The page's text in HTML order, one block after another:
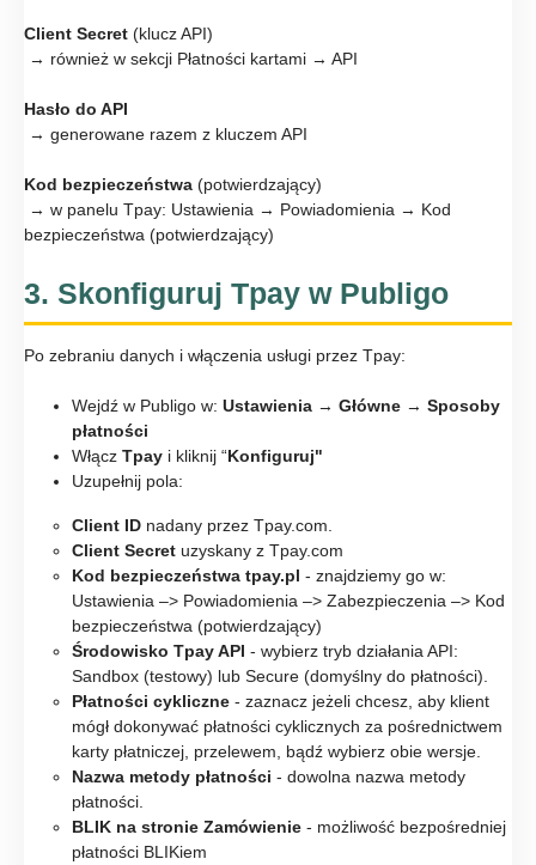
Client Secret (klucz API)
→ również w sekcji Płatności kartami → API
Hasło do API
→ generowane razem z kluczem API
Kod bezpieczeństwa (potwierdzający)
→ w panelu Tpay: Ustawienia → Powiadomienia → Kod
bezpieczeństwa (potwierdzający)
3. Skonfiguruj Tpay w Publigo
Po zebraniu danych i włączenia usługi przez Tpay:
Wejdź w Publigo w: Ustawienia → Główne → Sposoby
płatności
Włącz Tpay i kliknij “Konfiguruj"
Uzupełnij pola:
Client ID nadany przez Tpay.com.
Client Secret uzyskany z Tpay.com
Kod bezpieczeństwa tpay.pl - znajdziemy go w:
Ustawienia –> Powiadomienia –> Zabezpieczenia –> Kod
bezpieczeństwa (potwierdzający)
Środowisko Tpay API - wybierz tryb działania API:
Sandbox (testowy) lub Secure (domyślny do płatności).
Płatności cykliczne - zaznacz jeżeli chcesz, aby klient
mógł dokonywać płatności cyklicznych za pośrednictwem
karty płatniczej, przelewem, bądź wybierz obie wersje.
Nazwa metody płatności - dowolna nazwa metody
płatności.
BLIK na stronie Zamówienie - możliwość bezpośredniej
płatności BLIKiem